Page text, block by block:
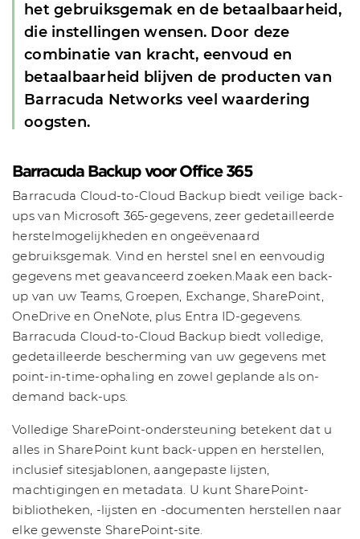
het gebruiksgemak en de betaalbaarheid,
die instellingen wensen. Door deze
combinatie van kracht, eenvoud en
betaalbaarheid blijven de producten van
Barracuda Networks veel waardering
oogsten.
Barracuda Backup voor Office 365
Barracuda Cloud-to-Cloud Backup biedt veilige back-
ups van Microsoft 365-gegevens, zeer gedetailleerde
herstelmogelijkheden en ongeëvenaard
gebruiksgemak. Vind en herstel snel en eenvoudig
gegevens met geavanceerd zoeken.Maak een back-
up van uw Teams, Groepen, Exchange, SharePoint,
OneDrive en OneNote, plus Entra ID-gegevens.
Barracuda Cloud-to-Cloud Backup biedt volledige,
gedetailleerde bescherming van uw gegevens met
point-in-time-ophaling en zowel geplande als on-
demand back-ups.
Volledige SharePoint-ondersteuning betekent dat u
alles in SharePoint kunt back-uppen en herstellen,
inclusief sitesjablonen, aangepaste lijsten,
machtigingen en metadata. U kunt SharePoint-
bibliotheken, -lijsten en -documenten herstellen naar
elke gewenste SharePoint-site.